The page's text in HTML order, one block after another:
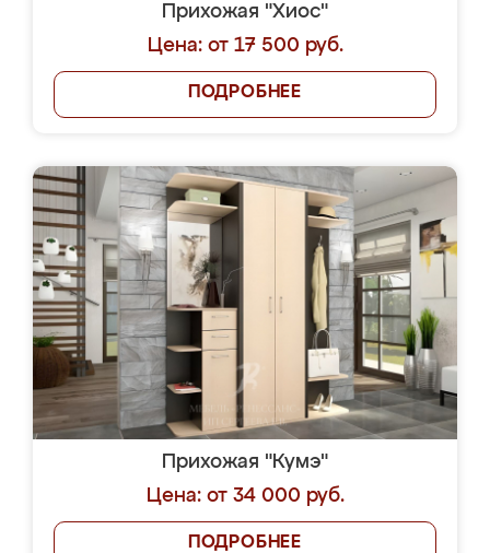
Прихожая "Хиос"
Цена: от 17 500 руб.
ПОДРОБНЕЕ
Прихожая "Кумэ"
Цена: от 34 000 руб.
ПОДРОБНЕЕ